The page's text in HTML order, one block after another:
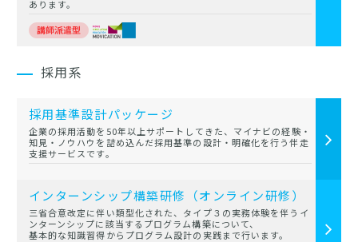
あります。
採用系
採用基準設計パッケージ
企業の採用活動を50年以上サポートしてきた、マイナビの経験・
知見・ノウハウを詰め込んだ採用基準の設計・明確化を行う伴走
支援サービスです。
インターンシップ構築研修（オンライン研修）
三省合意改定に伴い類型化された、タイプ３の実務体験を伴うイ
ンターンシップに該当するプログラム構築について、
基本的な知識習得からプログラム設計の実践まで行います。